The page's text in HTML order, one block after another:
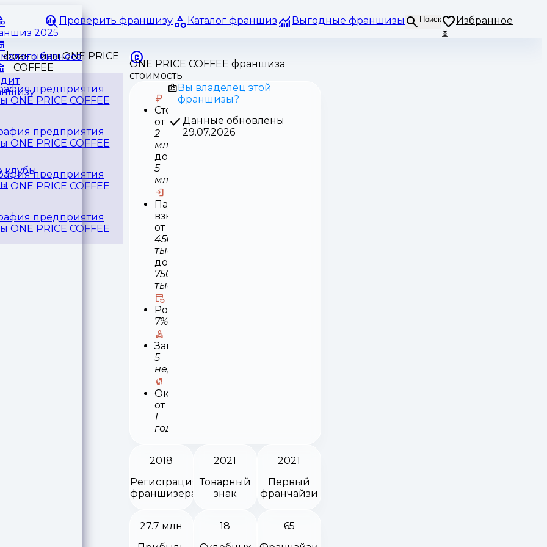
Проверить франшизу Каталог франшиз Выгодные франшизы Поиск
Избранное
⏳
2025
бизнеса
клубы
ONE PRICE COFFEE франшиза
стоимость
Стоимость
от
2
млн
до
5
млн
Паушальный
взнос
от
450
тыс
до
750
тыс
Роялти
7%
Запуск
5
недель
Окупаемость
от
1
года
Вы владелец этой
франшизы?
Данные обновлены
29.07.2026
2018
Регистрация
франшизера
2021
Товарный
знак
2021
Первый
франчайзи
27.7 млн
18
65